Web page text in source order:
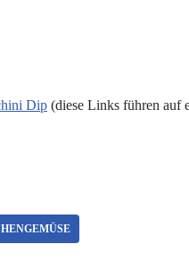
Dip (diese Links führen auf